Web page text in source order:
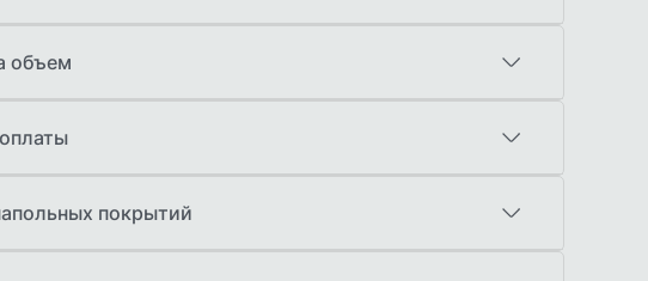
при заказе от 50 м.кв. Стоимость 20р
объем
картой через ЕРИП
покрытий